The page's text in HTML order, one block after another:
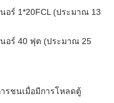
อร์ 1*20FCL (ประมาณ 13
อร์ 40 ฟุต (ประมาณ 25
รชนเมื่อมีการโหลดตู้